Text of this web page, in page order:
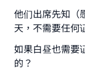
他们出席先知（
天，不需要任何
如果白昼也需要
的？